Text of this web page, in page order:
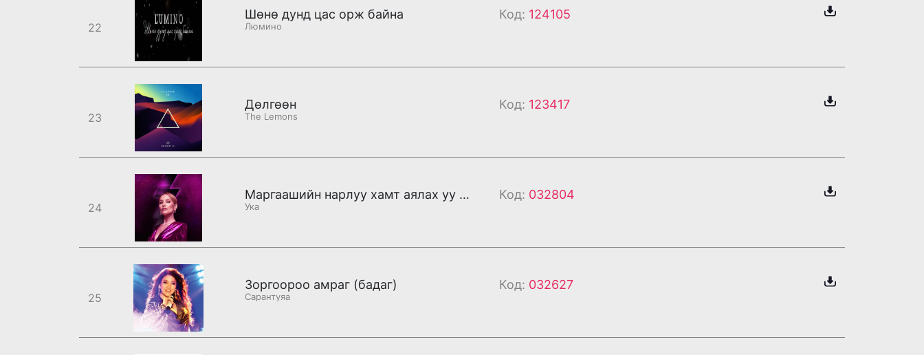
22
Шөнө дунд цас орж байна
Люмино
Код: 124105
23
Дөлгөөн
The Lemons
Код: 123417
24
Маргаашийн нарлуу хамт аялах уу (бадаг)
Ука
Код: 032804
25
Зоргоороо амраг (бадаг)
Сарантуяа
Код: 032627